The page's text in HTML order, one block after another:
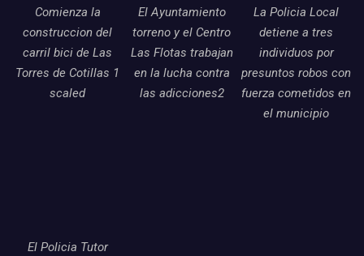
Comienza la
construccion del
carril bici de Las
Torres de Cotillas 1
scaled
El Ayuntamiento
torreno y el Centro
Las Flotas trabajan
en la lucha contra
las adicciones2
La Policia Local
detiene a tres
individuos por
presuntos robos con
fuerza cometidos en
el municipio
El Policia Tutor